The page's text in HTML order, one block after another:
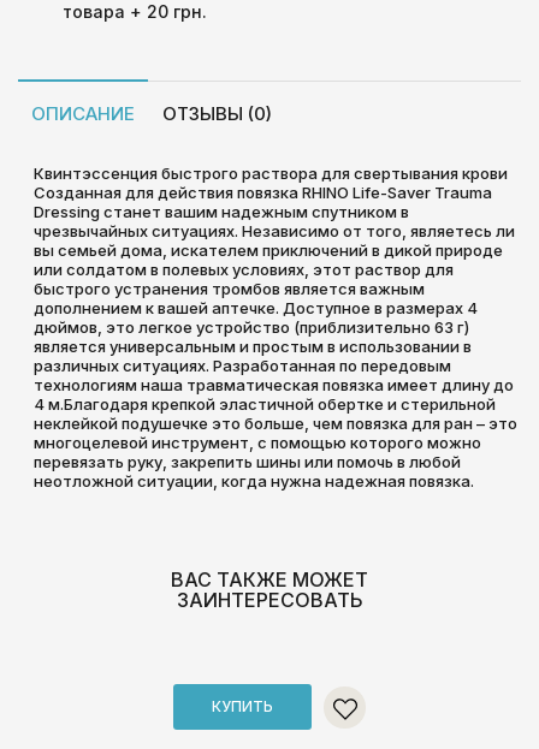
товара + 20 грн.
ОПИСАНИЕ ОТЗЫВЫ (0)
Квинтэссенция быстрого раствора для свертывания крови
Созданная для действия повязка RHINO Life-Saver Trauma
Dressing станет вашим надежным спутником в
чрезвычайных ситуациях. Независимо от того, являетесь ли
вы семьей дома, искателем приключений в дикой природе
или солдатом в полевых условиях, этот раствор для
быстрого устранения тромбов является важным
дополнением к вашей аптечке. Доступное в размерах 4
дюймов, это легкое устройство (приблизительно 63 г)
является универсальным и простым в использовании в
различных ситуациях. Разработанная по передовым
технологиям наша травматическая повязка имеет длину до
4 м.Благодаря крепкой эластичной обертке и стерильной
неклейкой подушечке это больше, чем повязка для ран – это
многоцелевой инструмент, с помощью которого можно
перевязать руку, закрепить шины или помочь в любой
неотложной ситуации, когда нужна надежная повязка.
ВАС ТАКЖЕ МОЖЕТ
ЗАИНТЕРЕСОВАТЬ
КУПИТЬ